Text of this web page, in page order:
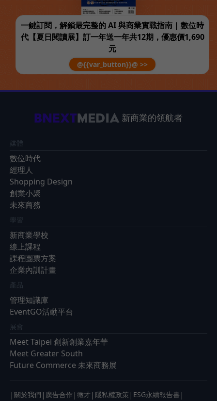
一鍵訂閱，解鎖最完整的 AI 與商業實戰指南 | 數位時
代【夏日閱讀展】訂一年送一年共12期，優惠價1,690
元
@{{var_button}}@ >>
新商業的領航者
媒體
數位時代
經理人
Shopping Design
創業小聚
未來商務
學習
新商業學校
線上課程
課程團票方案
企業內訓計畫
產品
管理知識庫
EventGO活動平台
展會
Meet Taipei 創新創業嘉年華
Meet Greater South
Future Commerce 未來商務展
| 關於我們 | 廣告合作 | 徵才 | 隱私權政策 | ESG永續報告書 |